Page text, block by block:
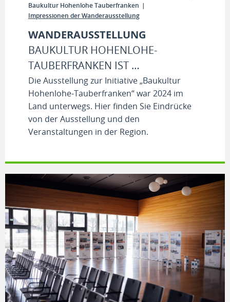
Baukultur Hohenlohe Tauberfranken
Impressionen der Wanderausstellung
WANDERAUSSTELLUNG
BAUKULTUR HOHENLOHE-
TAUBERFRANKEN IST …
Die Ausstellung zur Initiative „Baukultur
Hohenlohe-Tauberfranken“ war 2024 im
Land unterwegs. Hier finden Sie Eindrücke
von der Ausstellung und den
Veranstaltungen in der Region.